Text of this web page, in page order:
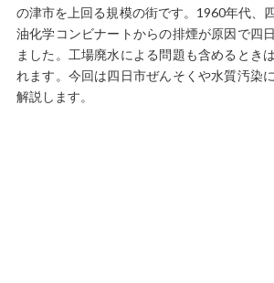
の津市を上回る規模の街です。1960年代、
油化学コンビナートからの排煙が原因で四
ました。工場廃水による問題も含めるとき
れます。今回は四日市ぜんそくや水質汚染
解説します。